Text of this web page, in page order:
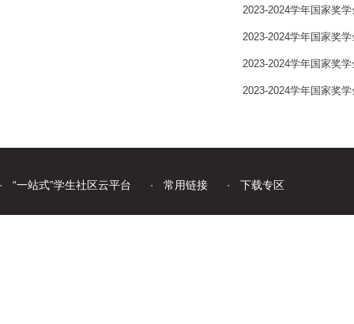
2023-2024学年国家奖
2023-2024学年国家奖
2023-2024学年国家奖
2023-2024学年国家奖
“一站式”学生社区云平台 常用链接 下载专区